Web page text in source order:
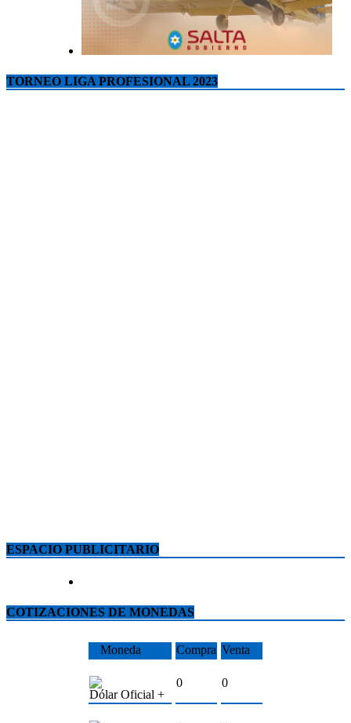
TORNEO LIGA PROFESIONAL 2023
ESPACIO PUBLICITARIO
COTIZACIONES DE MONEDAS
Moneda Compra Venta
Dólar Oficial +
0 0